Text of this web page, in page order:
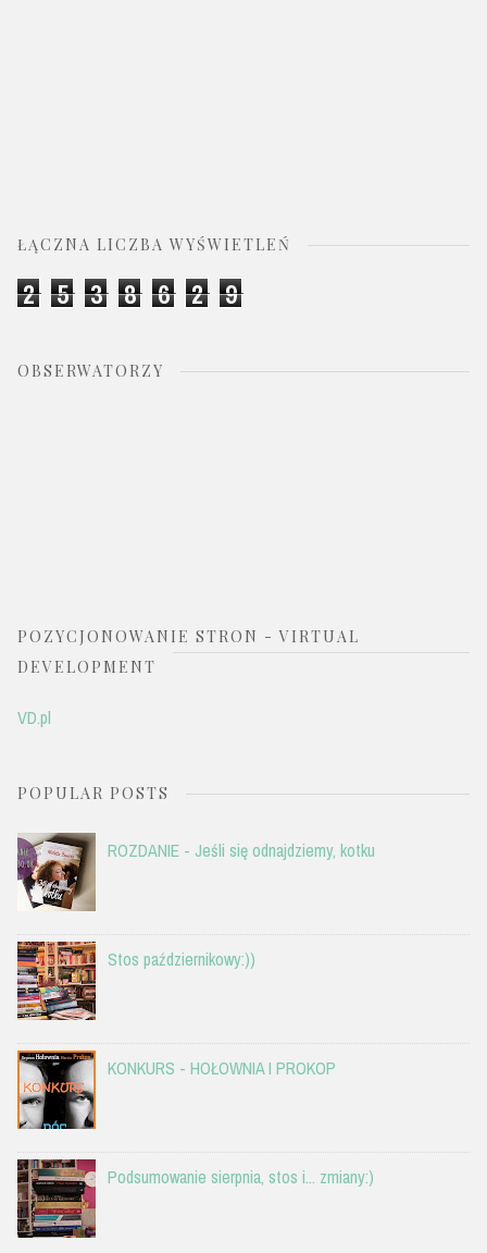
ŁĄCZNA LICZBA WYŚWIETLEŃ
2 5 3 8 6 2 9
OBSERWATORZY
POZYCJONOWANIE STRON - VIRTUAL
DEVELOPMENT
VD.pl
POPULAR POSTS
ROZDANIE - Jeśli się odnajdziemy, kotku
Stos październikowy:))
KONKURS - HOŁOWNIA I PROKOP
Podsumowanie sierpnia, stos i... zmiany:)